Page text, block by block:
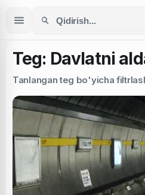
Teg: Davlatni
Tanlangan teg bo'yicha